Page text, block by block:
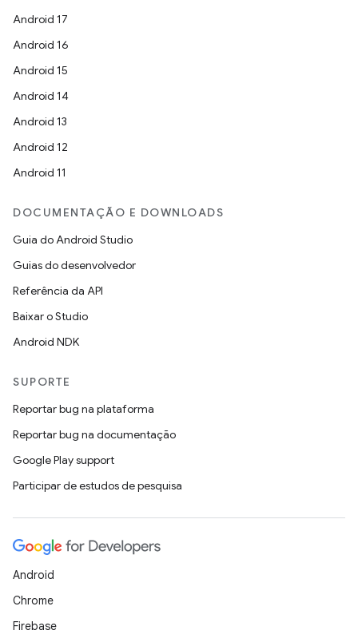
Android 17
Android 16
Android 15
Android 14
Android 13
Android 12
Android 11
DOCUMENTAÇÃO E DOWNLOADS
Guia do Android Studio
Guias do desenvolvedor
Referência da API
Baixar o Studio
Android NDK
SUPORTE
Reportar bug na plataforma
Reportar bug na documentação
Google Play support
Participar de estudos de pesquisa
Android
Chrome
Firebase